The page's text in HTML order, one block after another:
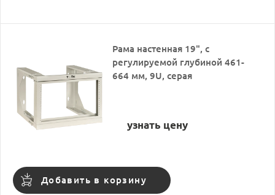
Рама настенная 19", с
регулируемой глубиной 461-
664 мм, 9U, серая
узнать цену
Добавить в корзину